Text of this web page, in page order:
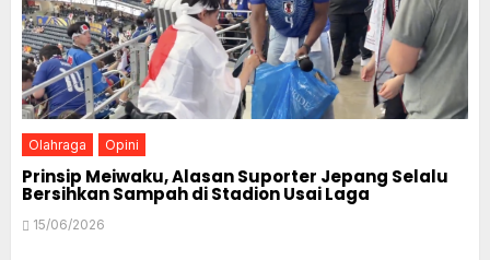
Olahraga Opini
Prinsip Meiwaku, Alasan Suporter Jepang Selalu
Bersihkan Sampah di Stadion Usai Laga
15/06/2026